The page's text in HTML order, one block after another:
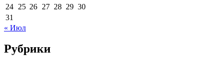
24 25 26 27 28 29 30
31
« Июл
Рубрики